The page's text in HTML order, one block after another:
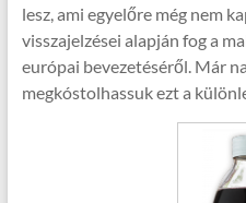
lesz, ami egyelőre még nem
visszajelzései alapján fog a
európai bevezetéséről. Már
megkóstolhassuk ezt a